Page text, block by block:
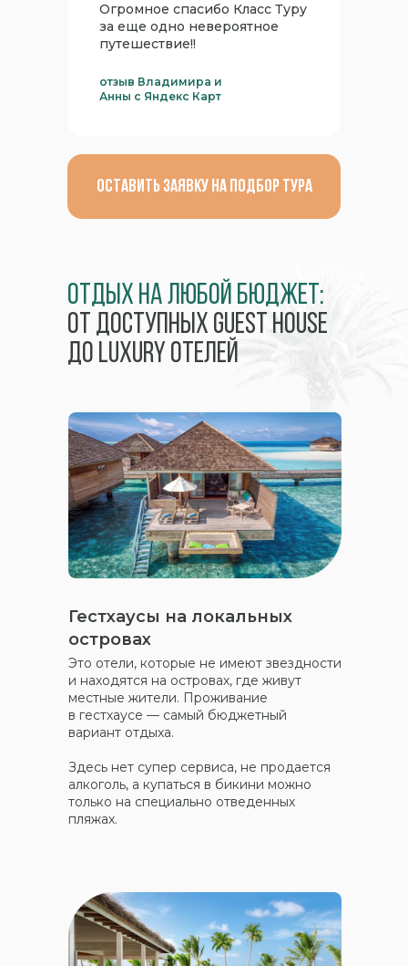
оставить заявку на подбор тура
Огромное спасибо Класс Туру
за еще одно невероятное
путешествие!!
отзыв Владимира и
Анны с Яндекс Карт
Это отели, которые не имеют звездности
и находятся на островах, где живут
местные жители. Проживание
в гестхаусе — самый бюджетный
вариант отдыха.
Здесь нет супер сервиса, не продается
алкоголь, а купаться в бикини можно
только на специально отведенных
пляжах.
Отдых на любой бюджет:
от доступных Guest House
до Luxury отелей
Гестхаусы на локальных
островах